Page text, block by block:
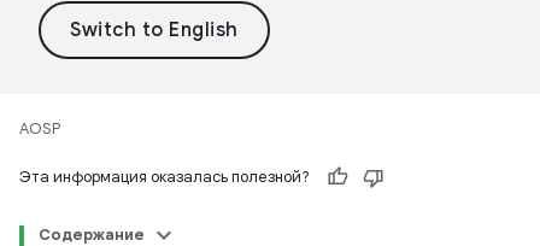
AOSP
Эта информация оказалась полезной?
Содержание